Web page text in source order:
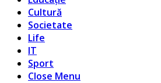
Cultură
Societate
Life
IT
Sport
Close Menu